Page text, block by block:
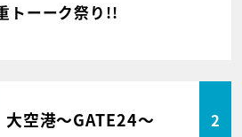
トーーク祭り!!
大空港～GATE24～ 2